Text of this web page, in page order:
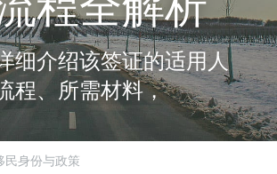
154 700 （WhatsApp）
eu.com
细介绍该签证的适用人
程、所需材料，
民身份与政策